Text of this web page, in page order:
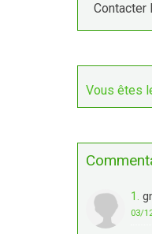
Contacter
Vous êtes
1.
03/